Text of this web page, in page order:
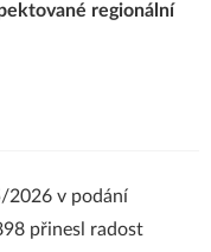
regionální
2026 v podání
přinesl radost